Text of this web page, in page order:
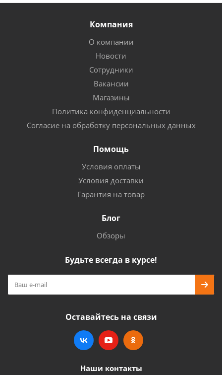
Компания
О компании
Новости
Сотрудники
Вакансии
Магазины
Политика конфиденциальности
Согласие на обработку персональных данных
Помощь
Условия оплаты
Условия доставки
Гарантия на товар
Блог
Обзоры
Будьте всегда в курсе!
Оставайтесь на связи
Наши контакты